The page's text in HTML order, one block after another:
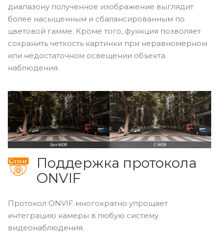
диапазону полученное изображение выглядит
более насыщенным и сбалансированным по
цветовой гамме. Кроме того, функция позволяет
сохранить четкость картинки при неравномерном
или недостаточном освещении объекта
наблюдения.
Поддержка протокола
ONVIF
Протокол ONVIF многократно упрощает
интеграцию камеры в любую систему
видеонаблюдения.